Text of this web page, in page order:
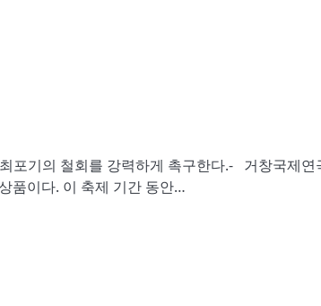
포기의 철회를 강력하게 촉구한다.- 거창국제연
품이다. 이 축제 기간 동안…